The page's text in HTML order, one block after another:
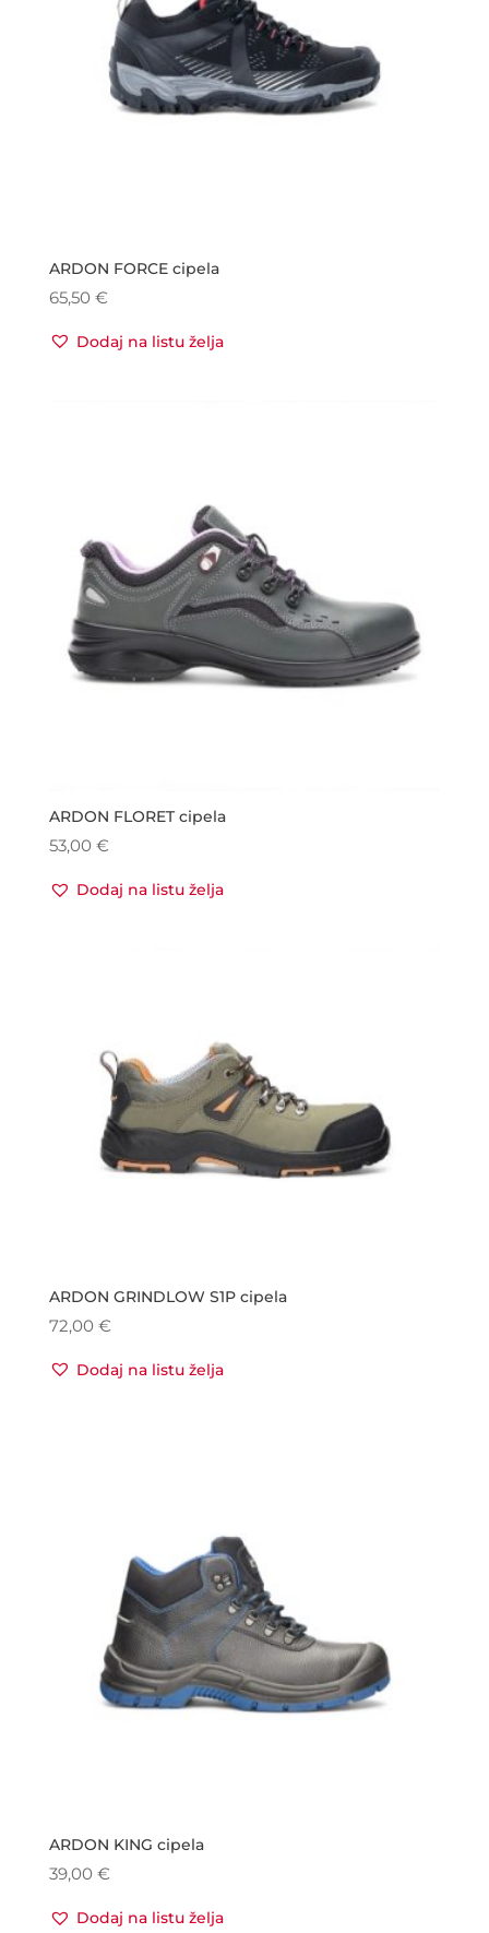
ARDON FORCE cipela
65,50 €
Dodaj na listu želja
ARDON FLORET cipela
53,00 €
Dodaj na listu želja
ARDON GRINDLOW S1P cipela
72,00 €
Dodaj na listu želja
ARDON KING cipela
39,00 €
Dodaj na listu želja